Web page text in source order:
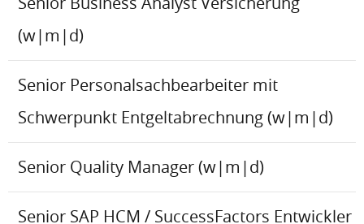
(w|m|d)
Senior Personalsachbearbeiter mit
Schwerpunkt Entgeltabrechnung (w|m|d)
Senior Quality Manager (w|m|d)
Senior SAP HCM / SuccessFactors Entwickler